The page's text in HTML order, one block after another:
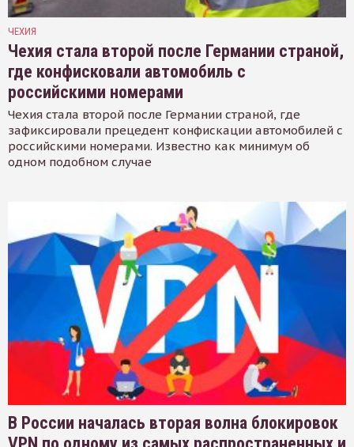
ЧЕХИЯ
Чехия стала второй после Германии страной,
где конфисковали автомобиль с
российскими номерами
Чехия стала второй после Германии страной, где
зафиксировали прецедент конфискации автомобилей с
российскими номерами. Известно как минимум об
одном подобном случае
В России началась вторая волна блокировок